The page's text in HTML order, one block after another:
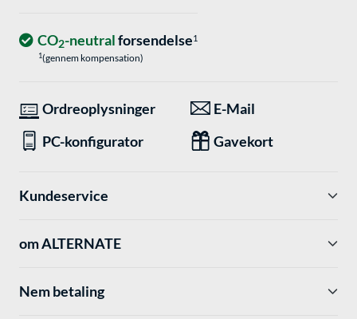
CO2-neutralforsendelse1
1(gennem kompensation)
Ordreoplysninger
E-Mail
PC-konfigurator
Gavekort
Kundeservice
om ALTERNATE
Nem betaling